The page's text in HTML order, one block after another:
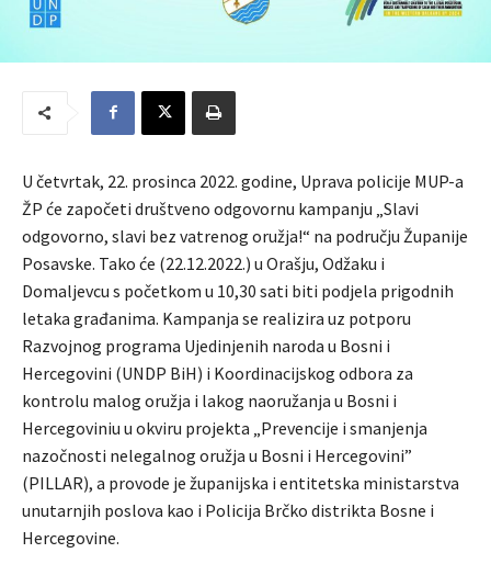
U četvrtak, 22. prosinca 2022. godine, Uprava policije MUP-a
ŽP će započeti društveno odgovornu kampanju „Slavi
odgovorno, slavi bez vatrenog oružja!“ na području Županije
Posavske. Tako će (22.12.2022.) u Orašju, Odžaku i
Domaljevcu s početkom u 10,30 sati biti podjela prigodnih
letaka građanima. Kampanja se realizira uz potporu
Razvojnog programa Ujedinjenih naroda u Bosni i
Hercegovini (UNDP BiH) i Koordinacijskog odbora za
kontrolu malog oružja i lakog naoružanja u Bosni i
Hercegoviniu u okviru projekta „Prevencije i smanjenja
nazočnosti nelegalnog oružja u Bosni i Hercegovini”
(PILLAR), a provode je županijska i entitetska ministarstva
unutarnjih poslova kao i Policija Brčko distrikta Bosne i
Hercegovine.